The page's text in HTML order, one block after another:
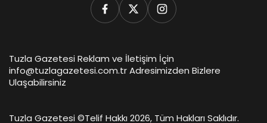
Tuzla Gazetesi Reklam ve İletişim İçin
info@tuzlagazetesi.com.tr Adresimizden Bizlere
Ulaşabilirsiniz
Tuzla Gazetesi ©Telif Hakkı 2026, Tüm Hakları Saklıdır.